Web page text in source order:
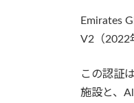
Emirates
V2（2022
この認証
施設と、